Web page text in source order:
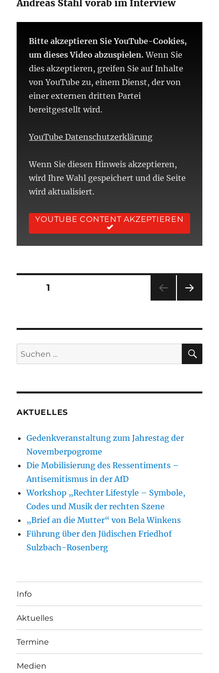
Andreas Stahl vorab im Interview
Bitte akzeptieren Sie YouTube-Cookies,
um dieses Video abzuspielen. Wenn Sie
dies akzeptieren, greifen Sie auf Inhalte
von YouTube zu, einem Dienst, der von
einer externen dritten Partei
bereitgestellt wird.
YouTube Datenschutzerklärung
Wenn Sie diesen Hinweis akzeptieren,
wird Ihre Wahl gespeichert und die Seite
wird aktualisiert.
YOUTUBE CONTENT AKZEPTIEREN
Seitennummerierung
Beiträge
SEITE1
E
Suchen
nach:
AKTUELLES
Gedenkveranstaltung zum Jahrestag der
Novemberpogrome
Die Mobilisierung des Ressentiments –
Antisemitismus in der AfD
Workshop „Rechter Lifestyle – Symbole,
Codes und Musik der rechten Szene
„Brief an die Mutter“ von Bela Winkens
Führung über den Jüdischen Friedhof
Sulzbach-Rosenberg
Info
Aktuelles
Termine
Medien